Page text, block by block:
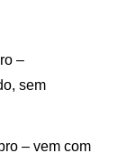
–
sem
– vem com